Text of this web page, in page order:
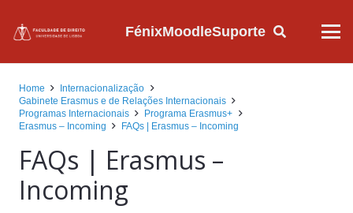
FénixMoodleSuporte
Home
Internacionalização
Gabinete Erasmus e de Relações Internacionais
Programas Internacionais
Programa Erasmus+
Erasmus – Incoming
FAQs | Erasmus – Incoming
FAQs | Erasmus –
Incoming